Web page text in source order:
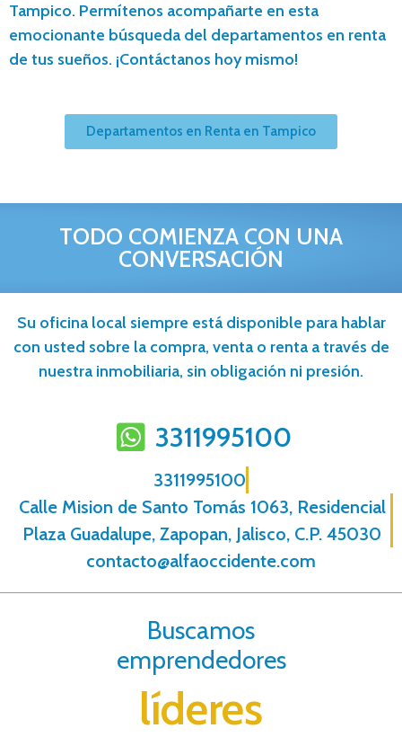
Tampico. Permítenos acompañarte en esta
emocionante búsqueda del departamentos en renta
de tus sueños. ¡Contáctanos hoy mismo!
Departamentos en Renta en Tampico
TODO COMIENZA CON UNA
CONVERSACIÓN
Su oficina local siempre está disponible para hablar
con usted sobre la compra, venta o renta a través de
nuestra inmobiliaria, sin obligación ni presión.
3311995100
3311995100
Calle Mision de Santo Tomás 1063, Residencial
Plaza Guadalupe, Zapopan, Jalisco, C.P. 45030
contacto@alfaoccidente.com
Buscamos
emprendedores
líderes